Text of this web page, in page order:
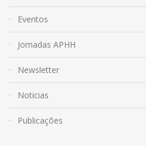
Eventos
Jornadas APHH
Newsletter
Noticias
Publicações